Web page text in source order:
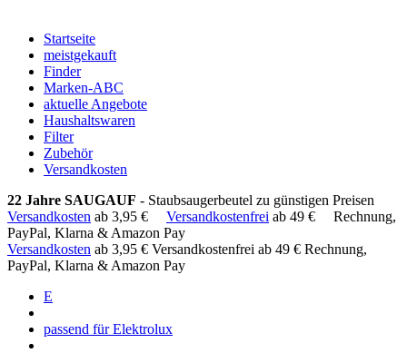
Startseite
meistgekauft
Finder
Marken-ABC
aktuelle Angebote
Haushaltswaren
Filter
Zubehör
Versandkosten
22 Jahre SAUGAUF - Staubsaugerbeutel zu günstigen Preisen
Versandkosten ab 3,95 € Versandkostenfrei ab 49 €
Rechnung,
PayPal, Klarna & Amazon Pay
Versandkosten ab 3,95 € Versandkostenfrei ab 49 € Rechnung,
PayPal, Klarna & Amazon Pay
E
passend für Elektrolux